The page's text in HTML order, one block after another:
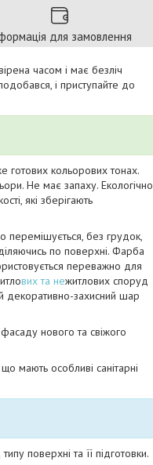
для замовлення
часом і має безліч
і приступайте до
готових кольорових тонах.
Не має запаху. Екологічно
які зберігають
перемішується, без грудок,
по поверхні. Фарба
переважно для
вих та нежитлових споруд
декоративно-захисний шар
нового та свіжого
мають особливі санітарні
поверхні та її підготовки.